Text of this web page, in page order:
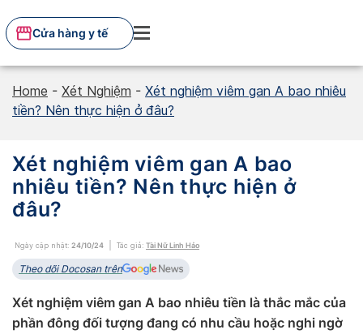
to
content
Cửa hàng y tế
Home - Xét Nghiệm - Xét nghiệm viêm gan A bao nhiêu
tiền? Nên thực hiện ở đâu?
Xét nghiệm viêm gan A bao
nhiêu tiền? Nên thực hiện ở
đâu?
Ngày cập nhật: 24/10/24 Tác giả: Tài Nữ Linh Hảo
Theo dõi Docosan trên
Xét nghiệm viêm gan A bao nhiêu tiền là thắc mắc của
phần đông đối tượng đang có nhu cầu hoặc nghi ngờ